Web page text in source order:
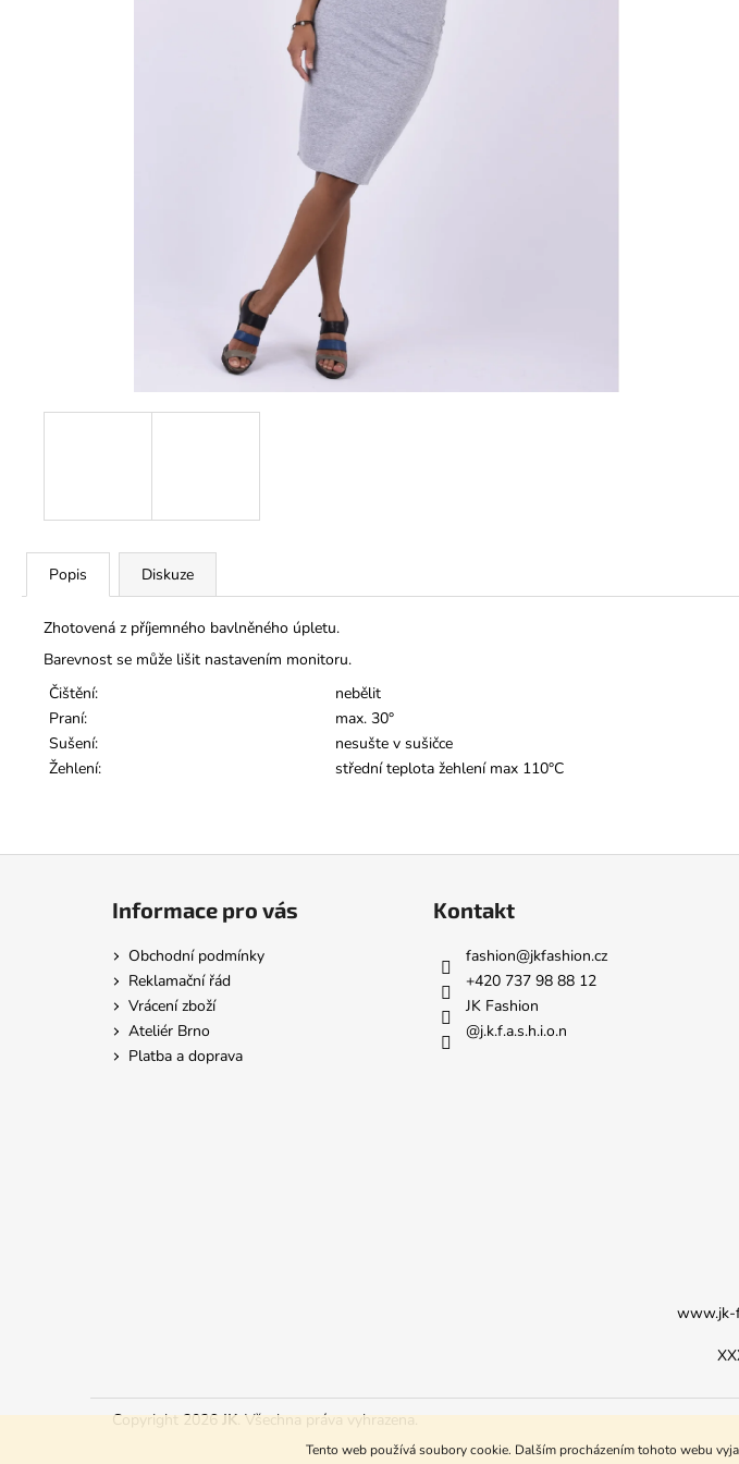
Tento web používá soubory cookie. Dalším procházením tohoto webu
Popis Diskuze
Zhotovená z příjemného bavlněného úpletu.
Barevnost se může lišit nastavením monitoru.
Čištění:
nebělit
Praní:
max. 30°
Sušení:
nesušte v sušičce
Žehlení:
střední teplota žehlení max 110°C
Informace pro vás
Obchodní podmínky
Reklamační řád
Vrácení zboží
Ateliér Brno
Platba a doprava
Kontakt
fashion@jkfashion.cz
+420 737 98 88 12
JK Fashion
@j.k.f.a.s.h.i.o.n
www.jk-
Copyright 2026JK. Všechna práva vyhrazena.